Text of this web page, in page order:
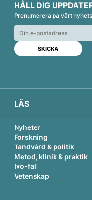
n
k
e
d
n
c
e
b
o
o
k
a
i
l
HÅLL DIG
Prenumerera på vårt
LÄS
Nyheter
Forskning
Tandvård & politik
Metod, klinik & praktik
Ivo-fall
Vetenskap